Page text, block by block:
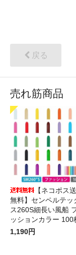
戻る
売れ筋商品
【ネコポス
無料】センペルテッ
ス260S細長い風船
ッションカラー 100
1,190円